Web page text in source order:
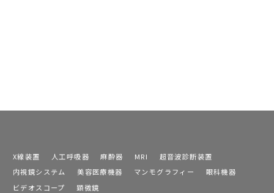
X線装置 人工呼吸器 麻酔器 MRI
超音波診断装置
内視鏡システム
美容医療機器 マンモグラフィー
眼科機器
ビデオスコープ
顕微鏡